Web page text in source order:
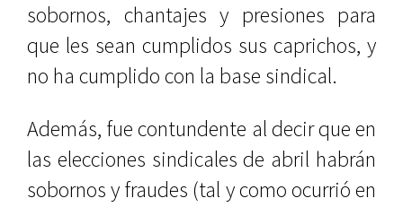
sobornos, chantajes y presiones para
que les sean cumplidos sus caprichos, y
no ha cumplido con la base sindical.
Además, fue contundente al decir que en
las elecciones sindicales de abril habrán
sobornos y fraudes (tal y como ocurrió en